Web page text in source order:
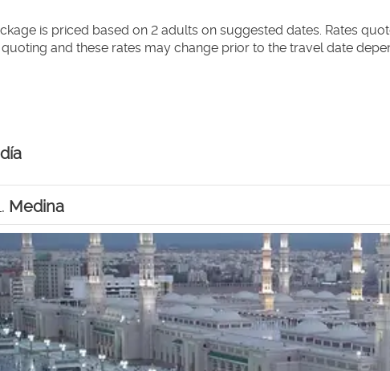
is priced based on 2 adults on suggested dates. Rates
and these rates may change prior to the travel date
Medina